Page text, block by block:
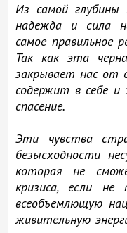
Из самой глубины
надежда и сила
самое правильное
Так как эта
закрывает нас от
содержит в себе и
спасение.
Эти чувства
безысходности
которая не
кризиса, если
всеобъемлющую
живительную